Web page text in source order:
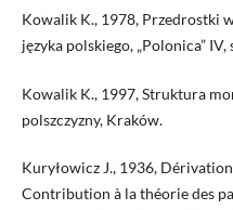
Kowalik K., 1978, Przedrostki
języka polskiego, „Polonica” IV,
Kowalik K., 1997, Struktura
polszczyzny, Kraków.
Kuryłowicz J., 1936,
Contribution à la théorie des